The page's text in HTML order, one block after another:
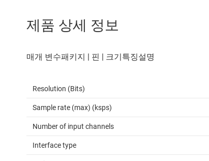
제품 상세 정보
Resolution (Bits)
Sample rate (max) (ksps)
Number of input channels
Interface type